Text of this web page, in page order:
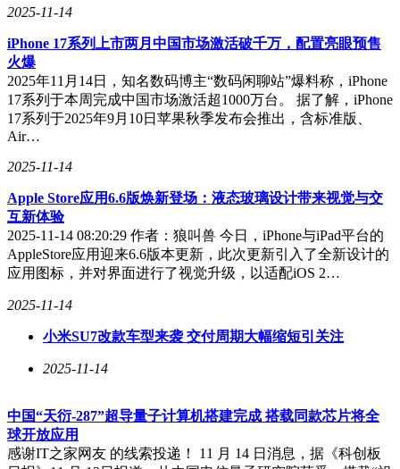
2025-11-14
iPhone 17系列上市两月中国市场激活破千万，配置亮眼预售
火爆
2025年11月14日，知名数码博主“数码闲聊站”爆料称，iPhone
17系列于本周完成中国市场激活超1000万台。 据了解，iPhone
17系列于2025年9月10日苹果秋季发布会推出，含标准版、
Air…
2025-11-14
Apple Store应用6.6版焕新登场：液态玻璃设计带来视觉与交
互新体验
2025-11-14 08:20:29 作者：狼叫兽 今日，iPhone与iPad平台的
AppleStore应用迎来6.6版本更新，此次更新引入了全新设计的
应用图标，并对界面进行了视觉升级，以适配iOS 2…
2025-11-14
小米SU7改款车型来袭 交付周期大幅缩短引关注
2025-11-14
中国“天衍-287”超导量子计算机搭建完成 搭载同款芯片将全
球开放应用
感谢IT之家网友 的线索投递！ 11 月 14 日消息，据《科创板